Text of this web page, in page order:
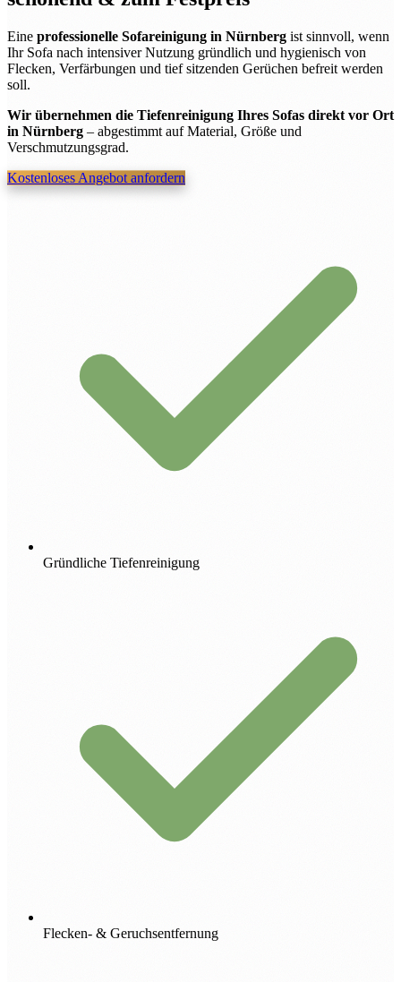
Eine professionelle Sofareinigung in Nürnberg ist sinnvoll, wenn
Ihr Sofa nach intensiver Nutzung gründlich und hygienisch von
Flecken, Verfärbungen und tief sitzenden Gerüchen befreit werden
soll.
Wir übernehmen die Tiefenreinigung Ihres Sofas direkt vor Ort
in Nürnberg– abgestimmt auf Material, Größe und
Verschmutzungsgrad.
Kostenloses Angebot anfordern
Gründliche Tiefenreinigung
Flecken- & Geruchsentfernung